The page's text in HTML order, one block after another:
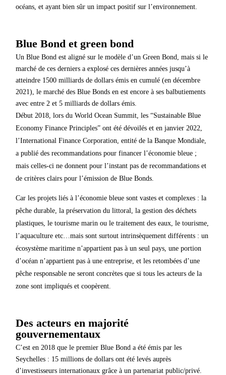
océans, et ayant bien sûr un impact positif sur l’environnement.
Blue Bond et green bond
Un Blue Bond est aligné sur le modèle d’un Green Bond, mais si le
marché de ces derniers a explosé ces dernières années jusqu’à
atteindre 1500 milliards de dollars émis en cumulé (en décembre
2021), le marché des Blue Bonds en est encore à ses balbutiements
avec entre 2 et 5 milliards de dollars émis.
Début 2018, lors du World Ocean Summit, les “Sustainable Blue
Economy Finance Principles” ont été dévoilés et en janvier 2022,
l’International Finance Corporation, entité de la Banque Mondiale,
a publié des recommandations pour financer l’économie bleue ;
mais celles-ci ne donnent pour l’instant pas de recommandations et
de critères clairs pour l’émission de Blue Bonds.
Car les projets liés à l’économie bleue sont vastes et complexes : la
pêche durable, la préservation du littoral, la gestion des déchets
plastiques, le tourisme marin ou le traitement des eaux, le tourisme,
l’aquaculture etc…mais sont surtout intrinsèquement différents : un
écosystème maritime n’appartient pas à un seul pays, une portion
d’océan n’appartient pas à une entreprise, et les retombées d’une
pêche responsable ne seront concrètes que si tous les acteurs de la
zone sont impliqués et coopèrent.
Des acteurs en majorité
gouvernementaux
C’est en 2018 que le premier Blue Bond a été émis par les
Seychelles : 15 millions de dollars ont été levés auprès
d’investisseurs internationaux grâce à un partenariat public/privé.